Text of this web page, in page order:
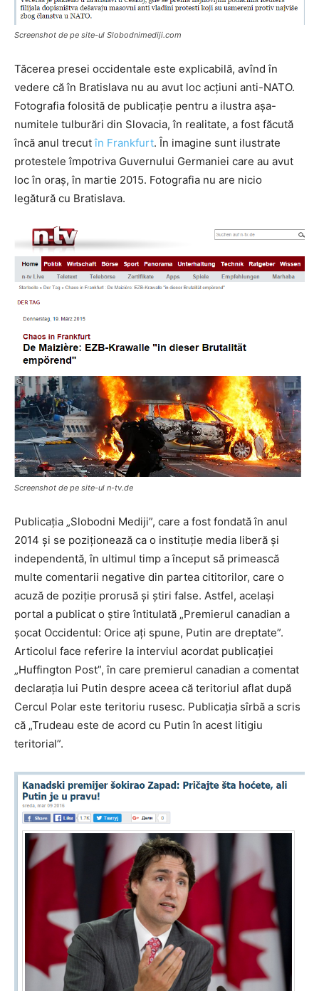
Screenshot de pe site-ul Slobodnimediji.com
Tăcerea presei occidentale este explicabilă, avînd în
vedere că în Bratislava nu au avut loc acțiuni anti-NATO.
Fotografia folosită de publicație pentru a ilustra așa-
numitele tulburări din Slovacia, în realitate, a fost făcută
încă anul trecutîn Frankfurt. În imagine sunt ilustrate
protestele împotriva Guvernului Germaniei care au avut
loc în oraș, în martie 2015. Fotografia nu are nicio
legătură cu Bratislava.
Screenshot de pe site-ul n-tv.de
Publicația „Slobodni Mediji”, care a fost fondată în anul
2014 și se poziționează ca o instituție media liberă și
independentă, în ultimul timp a început să primească
multe comentarii negative din partea cititorilor, care o
acuză de poziție prorusă și știri false. Astfel, același
portal a publicat o știre întitulată „Premierul canadian a
șocat Occidentul: Orice ați spune, Putin are dreptate”.
Articolul face referire la interviul acordat publicației
„Huffington Post”, în care premierul canadian a comentat
declarația lui Putin despre aceea că teritoriul aflat după
Cercul Polar este teritoriu rusesc. Publicația sîrbă a scris
că „Trudeau este de acord cu Putin în acest litigiu
teritorial”.